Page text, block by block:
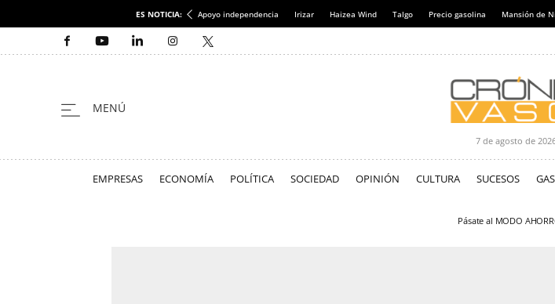
ES NOTICIA: Apoyo independencia Irizar Haizea Wind Talgo Precio gasolina Mansión de
7 de agosto de
EMPRESAS ECONOMÍA POLÍTICA SOCIEDAD OPINIÓN CULTURA SUCESOS
Pásate al MODO